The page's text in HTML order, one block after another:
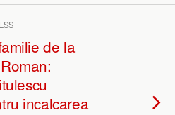
de la
incalcarea